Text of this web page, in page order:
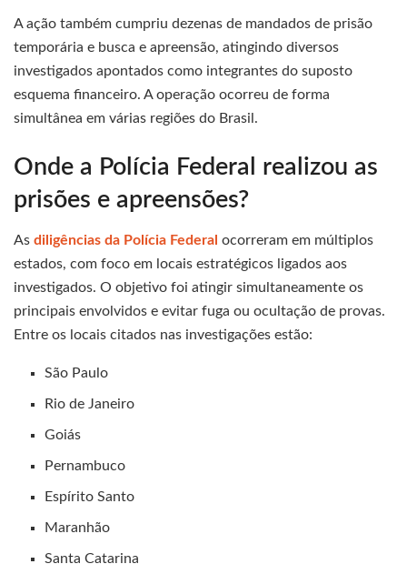
A ação também cumpriu dezenas de mandados de prisão
temporária e busca e apreensão, atingindo diversos
investigados apontados como integrantes do suposto
esquema financeiro. A operação ocorreu de forma
simultânea em várias regiões do Brasil.
Onde a Polícia Federal realizou as
prisões e apreensões?
As diligências da Polícia Federal ocorreram em múltiplos
estados, com foco em locais estratégicos ligados aos
investigados. O objetivo foi atingir simultaneamente os
principais envolvidos e evitar fuga ou ocultação de provas.
Entre os locais citados nas investigações estão:
São Paulo
Rio de Janeiro
Goiás
Pernambuco
Espírito Santo
Maranhão
Santa Catarina